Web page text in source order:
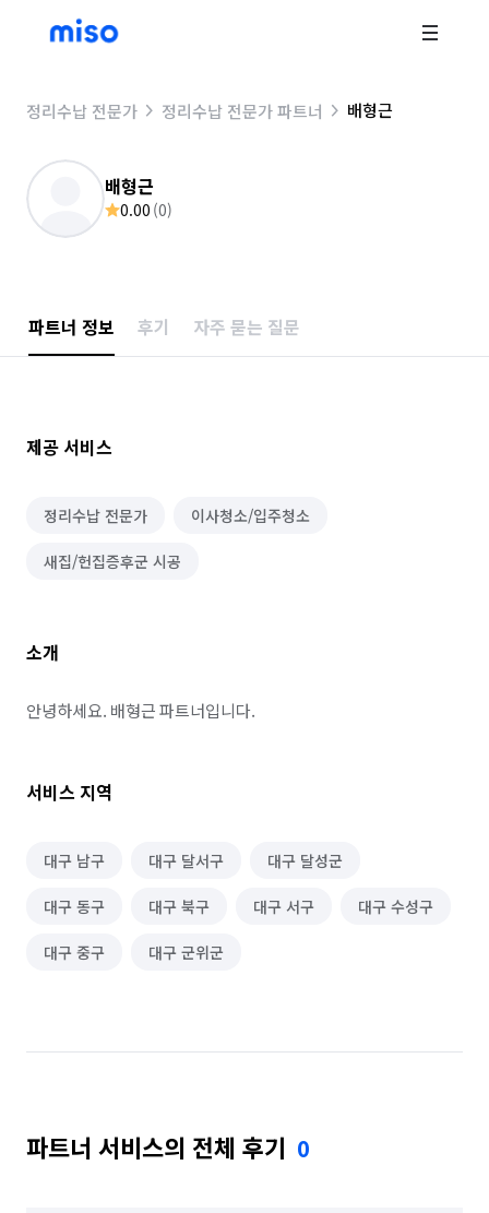
정리수납 전문가 정리수납 전문가 파트너 배형근
배형근
0.00 (0)
파트너 정보 후기 자주 묻는 질문
제공 서비스
정리수납 전문가 이사청소/입주청소
새집/헌집증후군 시공
소개
안녕하세요. 배형근 파트너입니다.
서비스 지역
대구 남구 대구 달서구 대구 달성군
대구 동구 대구 북구 대구 서구 대구 수성구
대구 중구 대구 군위군
파트너 서비스의 전체 후기 0